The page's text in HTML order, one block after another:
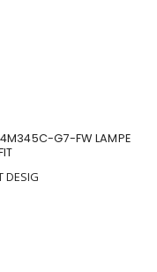
G7-FW LAMPE
DESIG